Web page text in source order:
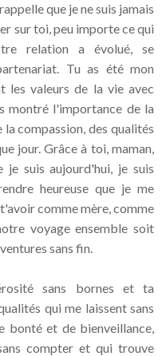
que je ne suis jamais
sur toi, peu importe ce qui
relation a évolué, se
Tu as été mon
les valeurs de la vie avec
montré l'importance de la
compassion, des qualités
jour. Grâce à toi, maman,
je suis aujourd'hui, je suis
heureuse que je me
comme mère, comme
voyage ensemble soit
sans fin.
sans bornes et ta
qui me laissent sans
bonté et de bienveillance,
compter et qui trouve